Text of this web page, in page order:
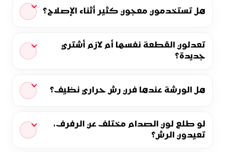
هل تستخدمون معجون كثير أثناء الإصلاح؟
تعدلون القطعة نفسها أم لازم أشتري
جديدة؟
هل الورشة عندها فرن رش حراري نظيف؟
لو طلع لون الصدام مختلف عن الرفرف،
تعيدون الرش؟